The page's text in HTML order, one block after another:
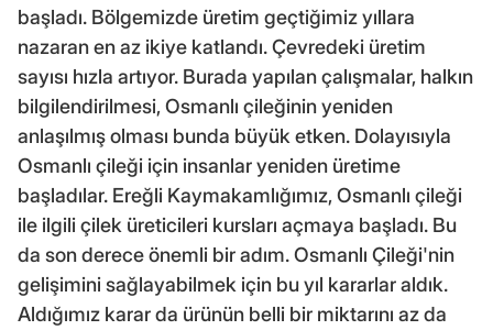
başladı. Bölgemizde üretim geçtiğimiz yıllara
nazaran en az ikiye katlandı. Çevredeki üretim
sayısı hızla artıyor. Burada yapılan çalışmalar, halkın
bilgilendirilmesi, Osmanlı çileğinin yeniden
anlaşılmış olması bunda büyük etken. Dolayısıyla
Osmanlı çileği için insanlar yeniden üretime
başladılar. Ereğli Kaymakamlığımız, Osmanlı çileği
ile ilgili çilek üreticileri kursları açmaya başladı. Bu
da son derece önemli bir adım. Osmanlı Çileği'nin
gelişimini sağlayabilmek için bu yıl kararlar aldık.
Aldığımız karar da ürünün belli bir miktarını az da